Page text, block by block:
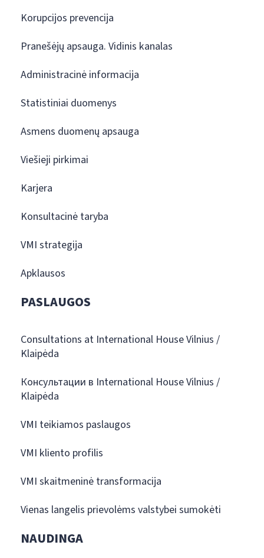
Korupcijos prevencija
Pranešėjų apsauga. Vidinis kanalas
Administracinė informacija
Statistiniai duomenys
Asmens duomenų apsauga
Viešieji pirkimai
Karjera
Konsultacinė taryba
VMI strategija
Apklausos
PASLAUGOS
Consultations at International House Vilnius /
Klaipėda
Консультации в International House Vilnius /
Klaipėda
VMI teikiamos paslaugos
VMI kliento profilis
VMI skaitmeninė transformacija
Vienas langelis prievolėms valstybei sumokėti
NAUDINGA